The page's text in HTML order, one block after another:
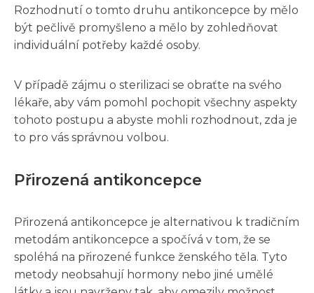
Rozhodnutí o tomto druhu antikoncepce by mělo
být pečlivě promyšleno a mělo by zohledňovat
individuální potřeby každé osoby.
V případě zájmu o sterilizaci se obraťte na svého
lékaře, aby vám pomohl pochopit všechny aspekty
tohoto postupu a abyste mohli rozhodnout, zda je
to pro vás správnou volbou.
Přirozená antikoncepce
Přirozená antikoncepce je alternativou k tradičním
metodám antikoncepce a spočívá v tom, že se
spoléhá na přirozené funkce ženského těla. Tyto
metody neobsahují hormony nebo jiné umělé